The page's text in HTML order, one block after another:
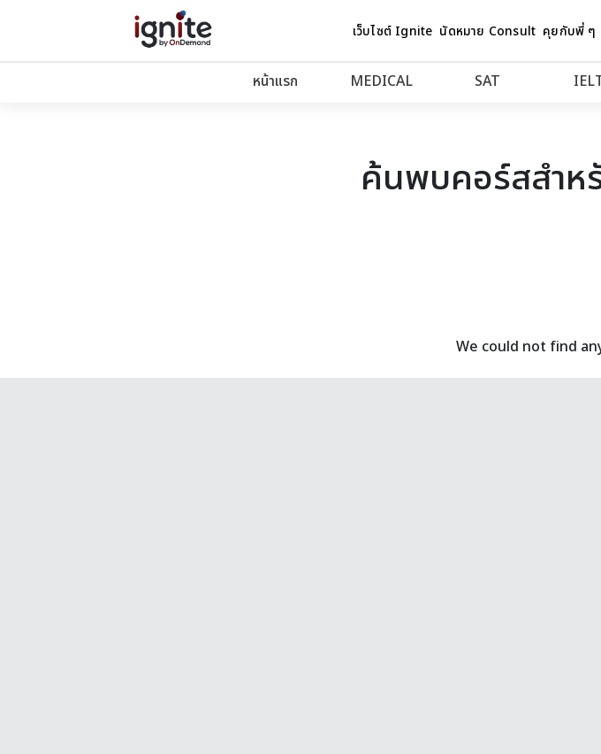
เว็บไซต์ Ignite นัดหมาย Consult คุยกับพี่ ๆ
หน้าแรก MEDICAL SAT
ค้นพบคอร์สสำห
We could not find